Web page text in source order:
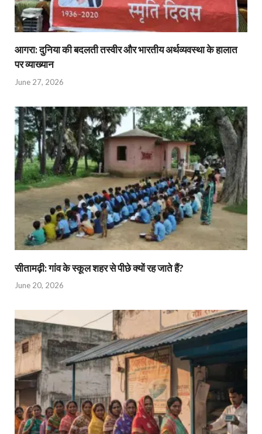
आगरा: दुनिया की बदलती तस्वीर और भारतीय अर्थव्यवस्था के हालात
पर व्याख्यान
June 27, 2026
सीतामढ़ी: गांव के स्कूल शहर से पीछे क्यों रह जाते हैं?
June 20, 2026